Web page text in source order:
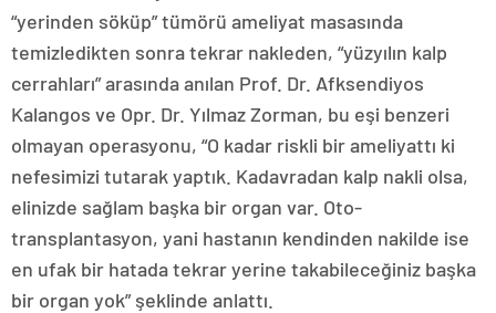
“yerinden söküp” tümörü ameliyat masasında
temizledikten sonra tekrar nakleden, “yüzyılın kalp
cerrahları” arasında anılan Prof. Dr. Afksendiyos
Kalangos ve Opr. Dr. Yılmaz Zorman, bu eşi benzeri
olmayan operasyonu, “O kadar riskli bir ameliyattı ki
nefesimizi tutarak yaptık. Kadavradan kalp nakli olsa,
elinizde sağlam başka bir organ var. Oto-
transplantasyon, yani hastanın kendinden nakilde ise
en ufak bir hatada tekrar yerine takabileceğiniz başka
bir organ yok” şeklinde anlattı.